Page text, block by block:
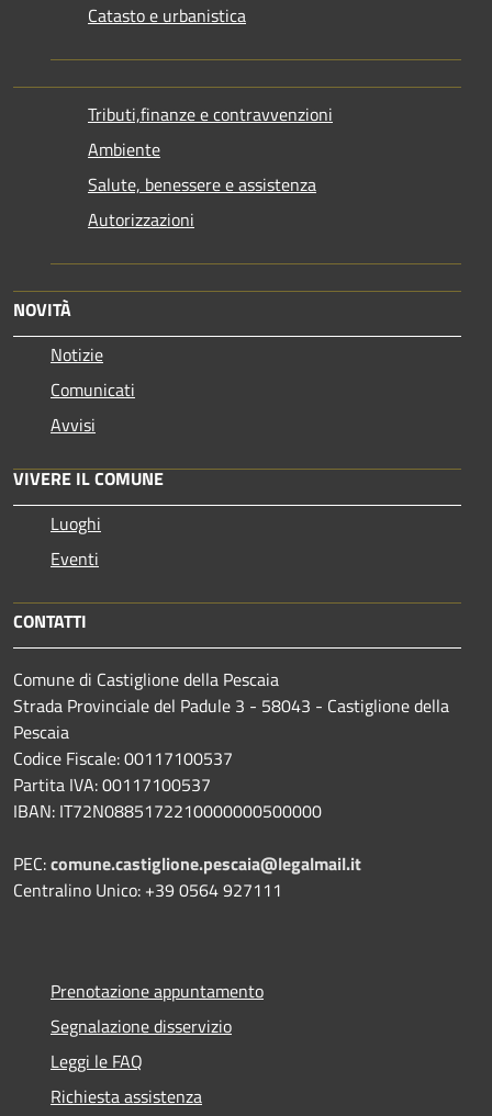
Catasto e urbanistica
Tributi,finanze e contravvenzioni
Ambiente
Salute, benessere e assistenza
Autorizzazioni
NOVITÀ
Notizie
Comunicati
Avvisi
VIVERE IL COMUNE
Luoghi
Eventi
CONTATTI
Comune di Castiglione della Pescaia
Strada Provinciale del Padule 3 - 58043 - Castiglione della
Pescaia
Codice Fiscale: 00117100537
Partita IVA: 00117100537
IBAN: IT72N0885172210000000500000
PEC:comune.castiglione.pescaia@legalmail.it
Centralino Unico: +39 0564 927111
Prenotazione appuntamento
Segnalazione disservizio
Leggi le FAQ
Richiesta assistenza